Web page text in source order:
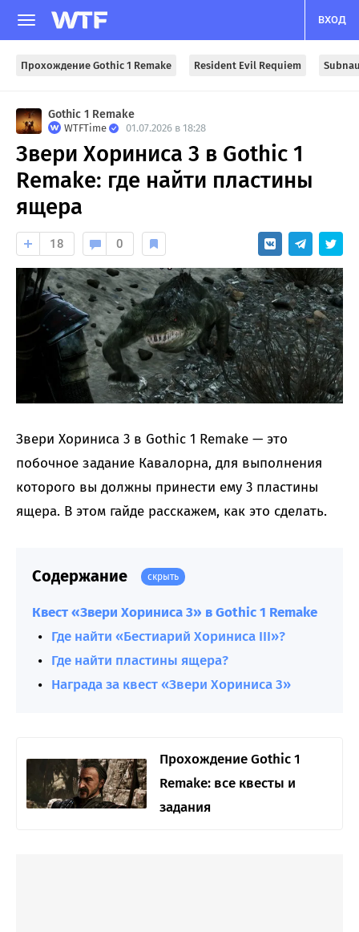
ВХОД
Прохождение Gothic 1 Remake Resident Evil Requiem
Gothic 1 Remake
WTFTime 01.07.2026 в 18:28
Звери Хориниса 3 в Gothic 1
Remake: где найти пластины
ящера
18 0
Звери Хориниса 3 в Gothic 1 Remake — это
побочное задание Кавалорна, для выполнения
которого вы должны принести ему 3 пластины
ящера. В этом гайде расскажем, как это сделать.
Содержание скрыть
Квест «Звери Хориниса 3» в Gothic 1 Remake
Где найти «Бестиарий Хориниса III»?
Где найти пластины ящера?
Награда за квест «Звери Хориниса 3»
Прохождение Gothic 1
Remake: все квесты и
задания